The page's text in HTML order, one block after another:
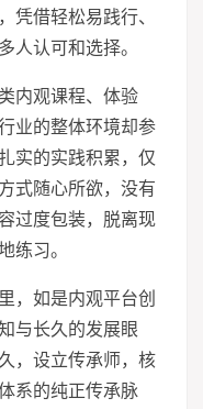
凭借轻松易践行、
人认可和选择。
内观课程、体验
业的整体环境却参
实的实践积累，仅
式随心所欲，没有
过度包装，脱离现
练习。
，如是内观平台创
与长久的发展眼
，设立传承师，核
系的纯正传承脉